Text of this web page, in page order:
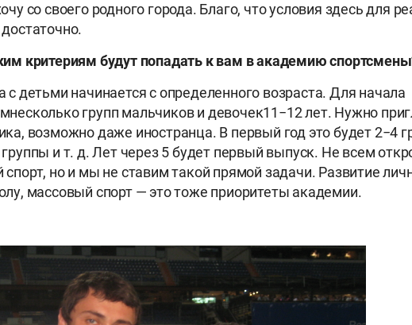
со своего родного города. Благо, что условия здесь для
критериям будут попадать к вам в академию
с детьми начинается с определенного возраста. Для начала
групп мальчиков и девочек11−12 лет. Нужно
возможно даже иностранца. В первый год это будет 2−4
и т. д.Лет через 5 будет первый выпуск. Не всем
но и мы не ставим такой прямой задачи. Развитие
массовый спорт — это тоже приоритеты академии.